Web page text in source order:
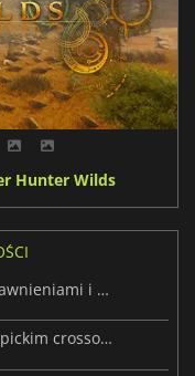
Hunter Wilds
Aktualizacja Wilds 4 z ważnymi usprawnieniami i ulepszoną wydajnością
Dota 2 spotyka Monster Huntera w epickim crossoverze